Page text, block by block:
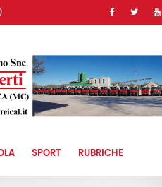
SPORT RUBRICHE